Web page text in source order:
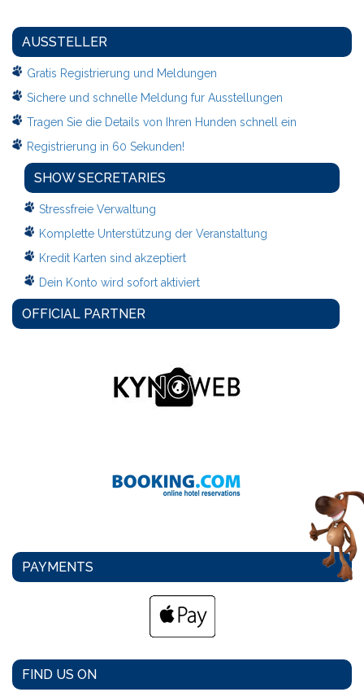
AUSSTELLER
Gratis Registrierung und Meldungen
Sichere und schnelle Meldung fur Ausstellungen
Tragen Sie die Details von Ihren Hunden schnell ein
Registrierung in 60 Sekunden!
SHOW SECRETARIES
Stressfreie Verwaltung
Komplette Unterstützung der Veranstaltung
Kredit Karten sind akzeptiert
Dein Konto wird sofort aktiviert
OFFICIAL PARTNER
PAYMENTS
FIND US ON